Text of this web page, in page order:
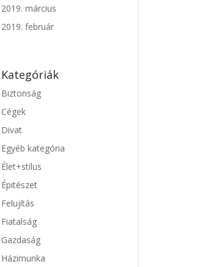
2019. március
2019. február
Kategóriák
Biztonság
Cégek
Divat
Egyéb kategória
Élet+stílus
Épitészet
Felujítás
Fiatalság
Gazdaság
Házimunka